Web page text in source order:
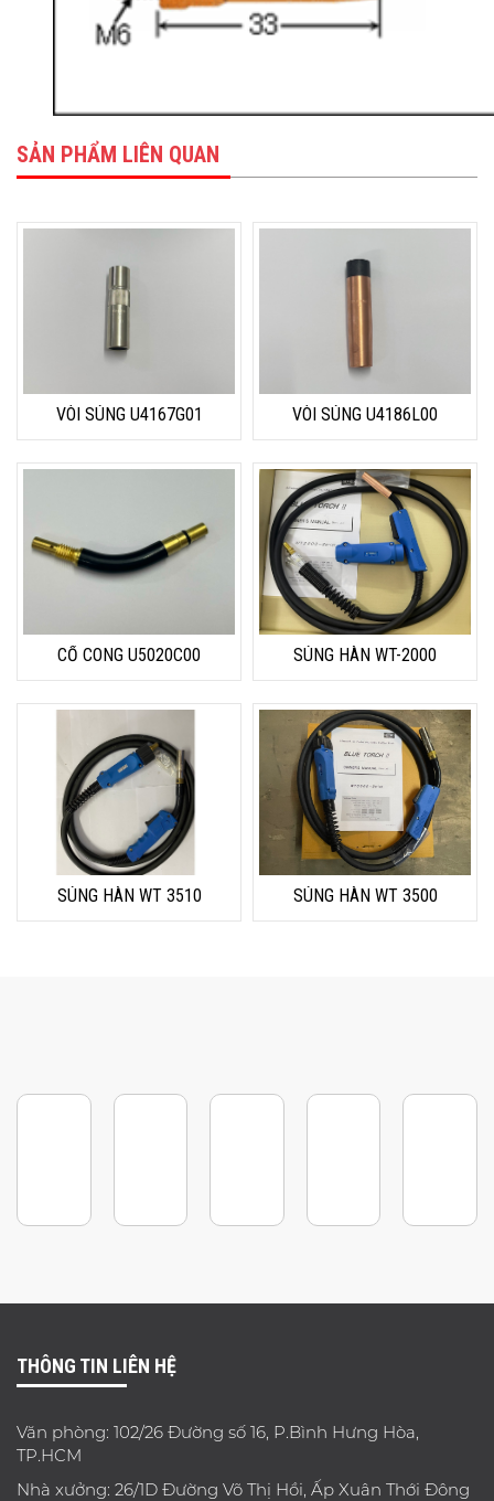
SẢN PHẨM LIÊN QUAN
VÒI SÚNG U4167G01 VÒI SÚNG U4186L00
CỔ CONG U5020C00 SÚNG HÀN WT-2000
SÚNG HÀN WT 3510 SÚNG HÀN WT 3500
THÔNG TIN LIÊN HỆ
Văn phòng: 102/26 Đường số 16, P.Bình Hưng Hòa,
TP.HCM
Nhà xưởng: 26/1D Đường Võ Thị Hồi, Ấp Xuân Thới Đông